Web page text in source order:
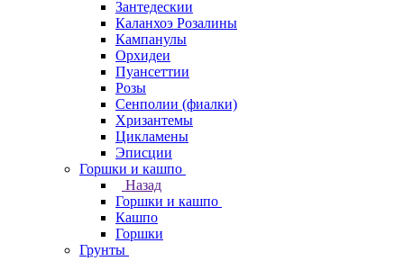
Зантедескии
Каланхоэ Розалины
Кампанулы
Орхидеи
Пуансеттии
Розы
Сенполии (фиалки)
Хризантемы
Цикламены
Эписции
Горшки и кашпо
Назад
Горшки и кашпо
Кашпо
Горшки
Грунты